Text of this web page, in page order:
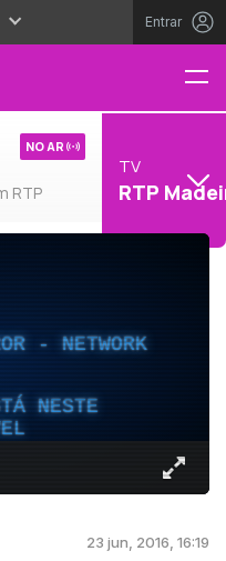
Entrar
RTP
NO AR
TV
RTP
- NETWORK
NESTE
23 jun, 2016, 16:19